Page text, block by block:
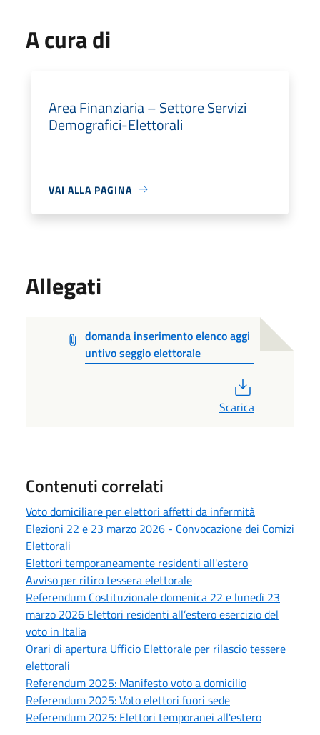
A cura di
Area Finanziaria – Settore Servizi
Demografici-Elettorali
VAI ALLA PAGINA
Allegati
domanda inserimento elenco aggi
untivo seggio elettorale
Scarica
Contenuti correlati
Voto domiciliare per elettori affetti da infermità
Elezioni 22 e 23 marzo 2026 - Convocazione dei Comizi
Elettorali
Elettori temporaneamente residenti all'estero
Avviso per ritiro tessera elettorale
Referendum Costituzionale domenica 22 e lunedì 23
marzo 2026 Elettori residenti all’estero esercizio del
voto in Italia
Orari di apertura Ufficio Elettorale per rilascio tessere
elettorali
Referendum 2025: Manifesto voto a domicilio
Referendum 2025: Voto elettori fuori sede
Referendum 2025: Elettori temporanei all'estero